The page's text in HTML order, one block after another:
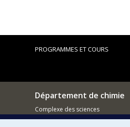
PROGRAMMES ET COURS
Département de chimie
Complexe des sciences
1375 Avenue Thérèse-Lavoie-Roux